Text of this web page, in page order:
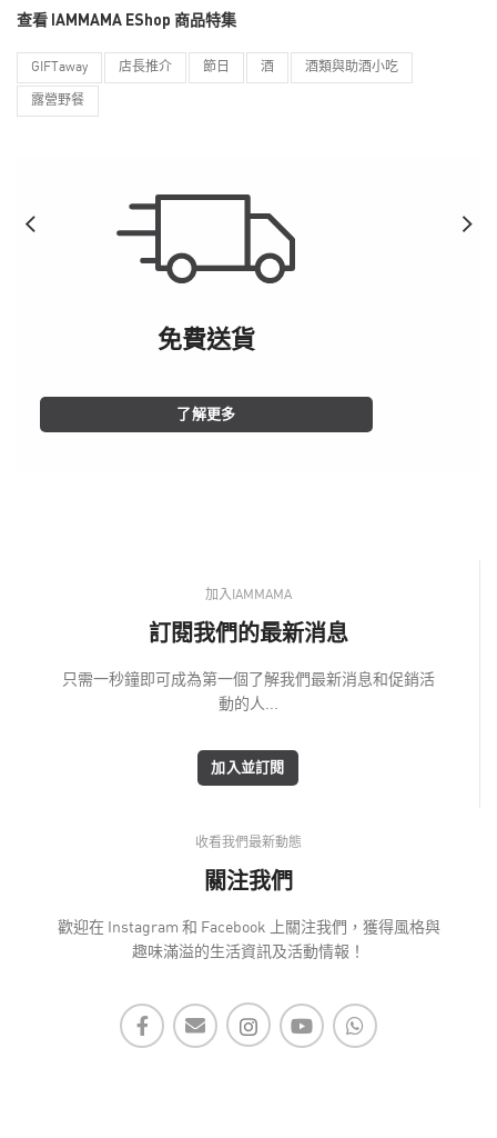
查看 IAMMAMA EShop 商品特集
GIFTaway 店長推介 節日 酒 酒類與助酒小吃
露營野餐
免費送貨
了解更多
加入IAMMAMA
訂閱我們的最新消息
只需一秒鐘即可成為第一個了解我們最新消息和促銷活
動的人...
加入並訂閱
收看我們最新動態
關注我們
歡迎在 Instagram 和 Facebook 上關注我們，獲得風格與
趣味滿溢的生活資訊及活動情報！